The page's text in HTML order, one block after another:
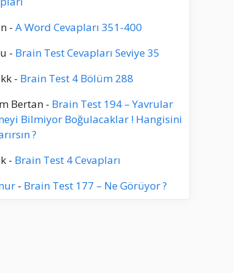
- A Word Cevapları 351-400
- Brain Test Cevapları Seviye 35
- Brain Test 4 Bölüm 288
Bertan - Brain Test 194 – Yavrular
Bilmiyor Boğulacaklar ! Hangisini
?
- Brain Test 4 Cevapları
- Brain Test 177 – Ne Görüyor ?